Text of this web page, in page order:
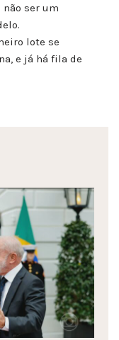
não ser um
lote se
e já há fila de